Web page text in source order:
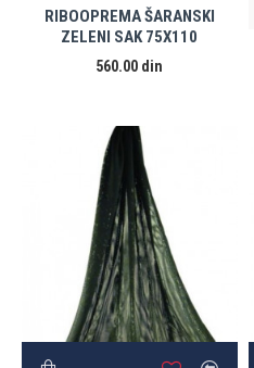
RIBOOPREMA ŠARANSKI
ZELENI SAK 75X110
560.00 din